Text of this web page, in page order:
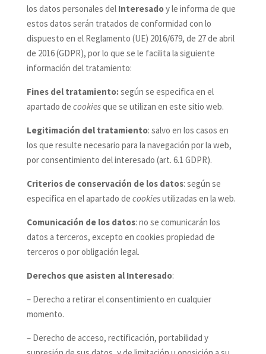
los datos personales del Interesadoy le informa de que
estos datos serán tratados de conformidad con lo
dispuesto en el Reglamento (UE) 2016/679, de 27 de abril
de 2016 (GDPR), por lo que se le facilita la siguiente
información del tratamiento:
Fines del tratamiento:según se especifica en el
apartado de cookiesque se utilizan en este sitio web.
Legitimación del tratamiento: salvo en los casos en
los que resulte necesario para la navegación por la web,
por consentimiento del interesado (art. 6.1 GDPR).
Criterios de conservación de los datos: según se
especifica en el apartado de cookiesutilizadas en la web.
Comunicación de los datos: no se comunicarán los
datos a terceros, excepto en cookies propiedad de
terceros o por obligación legal.
Derechos que asisten al Interesado:
– Derecho a retirar el consentimiento en cualquier
momento.
– Derecho de acceso, rectificación, portabilidad y